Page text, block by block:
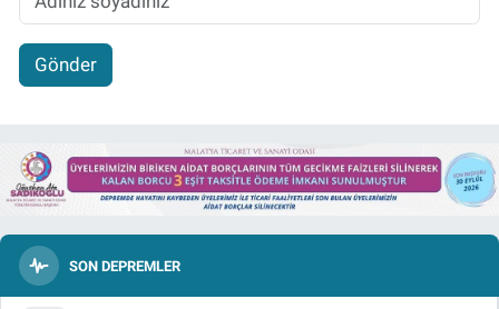
Gönder
SON DEPREMLER